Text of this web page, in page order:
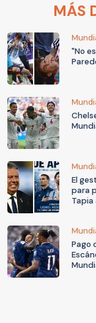
MÁS
"No
El
para
Tapia
Pago